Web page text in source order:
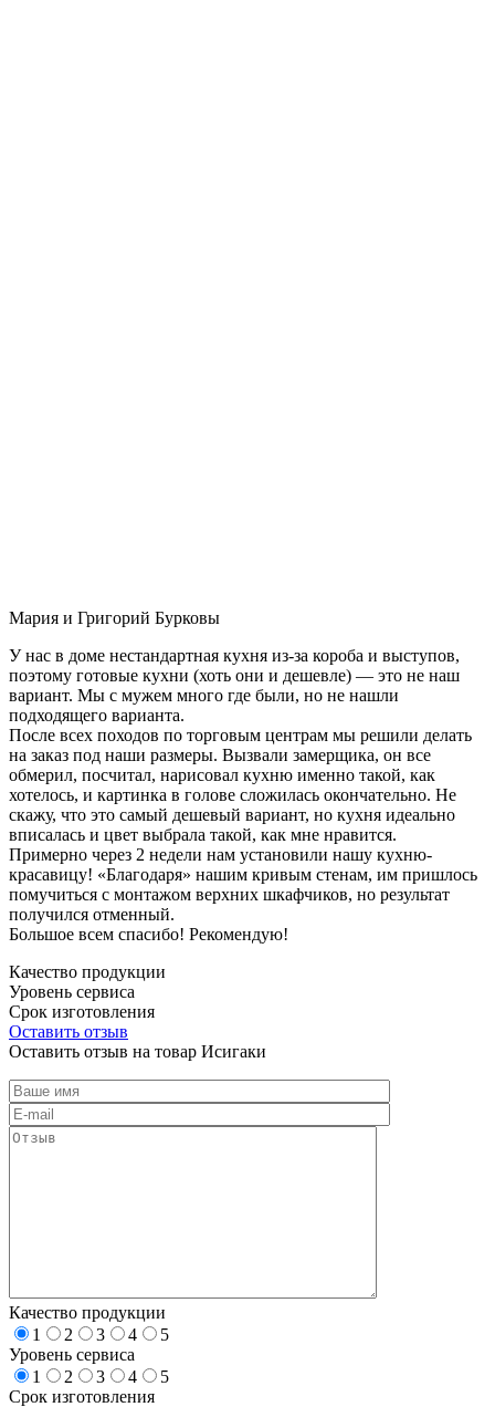
Мария и Григорий Бурковы
У нас в доме нестандартная кухня из-за короба и выступов,
поэтому готовые кухни (хоть они и дешевле) — это не наш
вариант. Мы с мужем много где были, но не нашли
подходящего варианта.
После всех походов по торговым центрам мы решили делать
на заказ под наши размеры. Вызвали замерщика, он все
обмерил, посчитал, нарисовал кухню именно такой, как
хотелось, и картинка в голове сложилась окончательно. Не
скажу, что это самый дешевый вариант, но кухня идеально
вписалась и цвет выбрала такой, как мне нравится.
Примерно через 2 недели нам установили нашу кухню-
красавицу! «Благодаря» нашим кривым стенам, им пришлось
помучиться с монтажом верхних шкафчиков, но результат
получился отменный.
Большое всем спасибо! Рекомендую!
Качество продукции
Уровень сервиса
Срок изготовления
Оставить отзыв
Оставить отзыв на товар Исигаки
Качество продукции
1
2 3 4
5
Уровень сервиса
1
2 3 4
5
Срок изготовления